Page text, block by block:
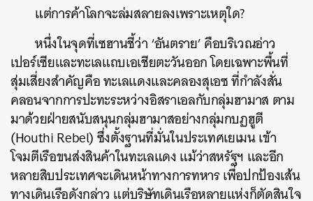
แต่การค้าโลกจะล่มสลายลงเพราะเหตุใด?
หนึ่งในจุดที่เซฮานชี้ว่า ‘อันตราย’ คือบริเวณอ่าว
เปอร์เซียและทะเลแถบเอเชียตะวันออก โดยเฉพาะพื้นที่
สุ่มเสี่ยงสำคัญคือ ทะเลแดงและคลองสุเอซ ที่กำลังสั่น
คลอนจากการปะทะระหว่างอิสราเอลกับกลุ่มฮามาส ตาม
มาด้วยฝ่ายสนับสนุนกลุ่มฮามาสอย่างกลุ่มกบฏฮูตี
(Houthi Rebel) ซึ่งตั้งฐานที่มั่นในประเทศเยเมน เข้า
โจมตีเรือขนส่งสินค้าในทะเลแดง แม้ว่าสหรัฐฯ และอีก
หลายสิบประเทศจะเดินหน้าทางการทหาร เพื่อปกป้องเส้น
ทางเดินเรือดังกล่าว แต่บริษัทเดินเรือหลายแห่งก็ตัดสินใจ